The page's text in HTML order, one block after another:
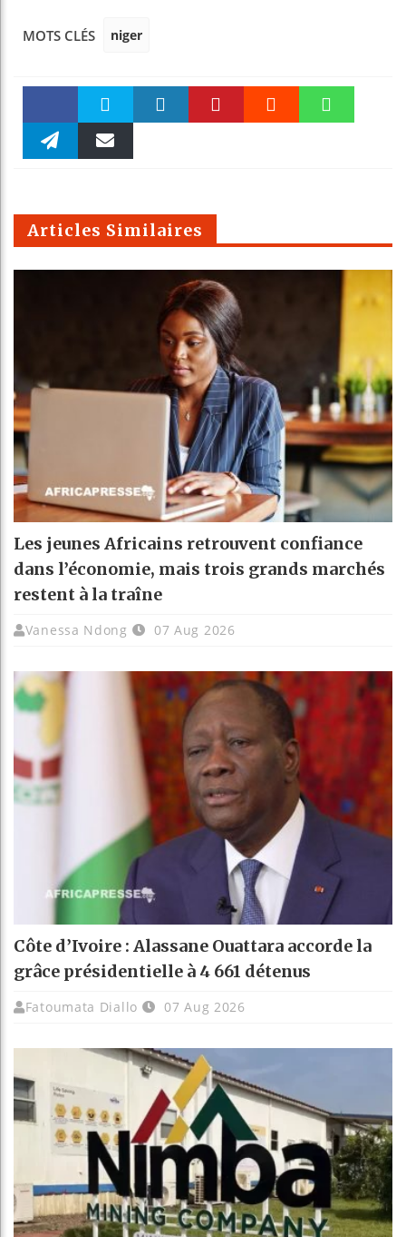
MOTS CLÉS niger
Faceboo Twitter
m
Articles Similaires
Les jeunes Africains retrouvent confiance
dans l’économie, mais trois grands marchés
restent à la traîne
Vanessa Ndong 07 Aug 2026
Côte d’Ivoire : Alassane Ouattara accorde la
grâce présidentielle à 4 661 détenus
Fatoumata Diallo 07 Aug 2026